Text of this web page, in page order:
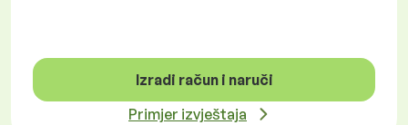
Izradi račun i naruči
Primjer izvještaja